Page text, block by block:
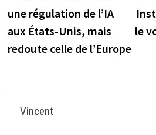
l’article
une régulation de l’IA
aux États-Unis, mais
redoute celle de l’Europe
le
Vincent